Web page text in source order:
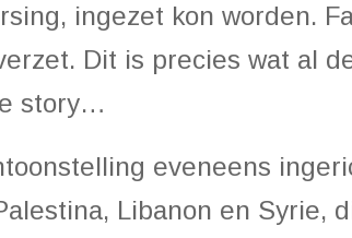
ingezet kon worden.
Dit is precies wat al
story…
eveneens
Libanon en Syrie,